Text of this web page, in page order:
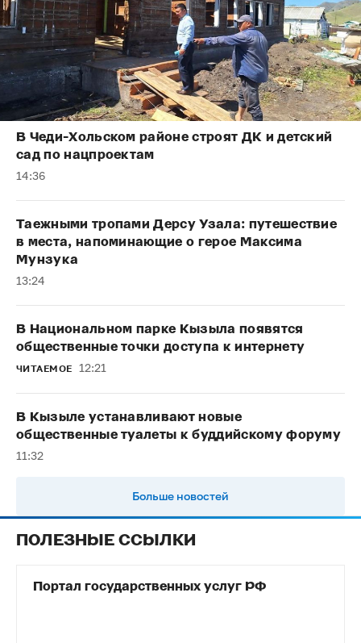
В Чеди-Хольском районе строят ДК и детский
сад по нацпроектам
14:36
Таежными тропами Дерсу Узала: путешествие
в места, напоминающие о герое Максима
Мунзука
13:24
В Национальном парке Кызыла появятся
общественные точки доступа к интернету
ЧИТАЕМОЕ 12:21
В Кызыле устанавливают новые
общественные туалеты к буддийскому форуму
11:32
Больше новостей
ПОЛЕЗНЫЕ ССЫЛКИ
Портал государственных услуг РФ